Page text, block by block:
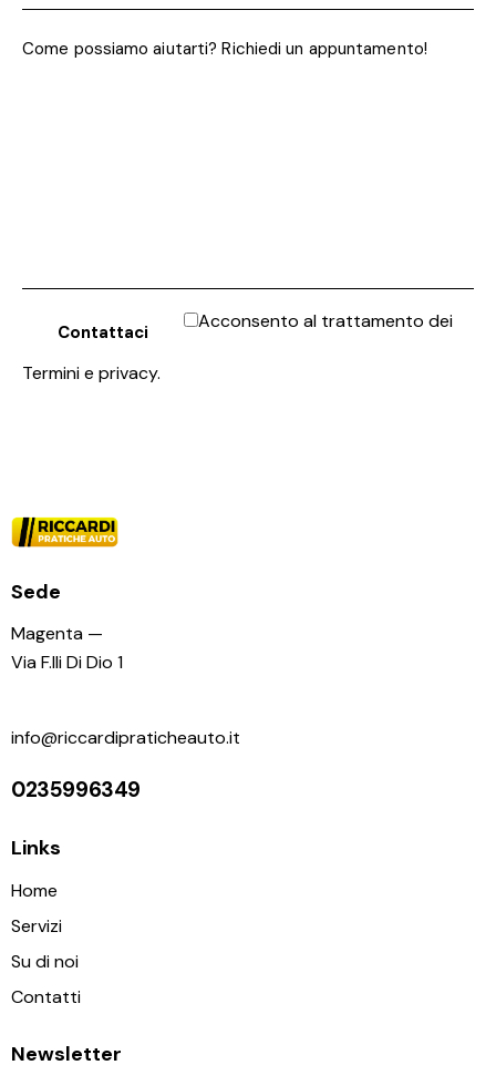
Acconsento al trattamento dei
Termini e privacy.
Sede
Magenta —
Via F.lli Di Dio 1
info@riccardipraticheauto.it
0235996349
Links
Home
Servizi
Su di noi
Contatti
Newsletter